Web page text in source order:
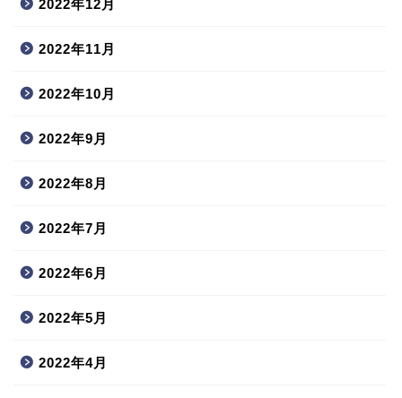
2022年12月
2022年11月
2022年10月
2022年9月
2022年8月
2022年7月
2022年6月
2022年5月
2022年4月